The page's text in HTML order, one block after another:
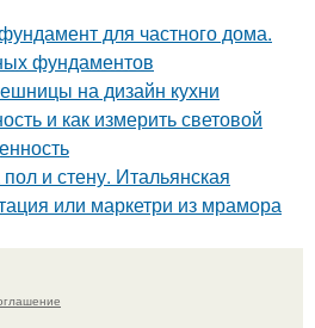
для частного дома.
фундаментов
на дизайн кухни
и как измерить световой
и стену. Итальянская
или маркетри из мрамора